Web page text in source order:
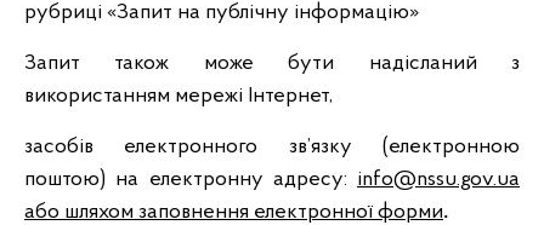
рубриці «Запит на публічну інформацію»
Запит також може бути надісланий з
використанням мережі Інтернет,
засобів електронного зв’язку (електронною
поштою) на електронну адресу: info@nssu.gov.ua
або шляхом заповнення електронної форми.